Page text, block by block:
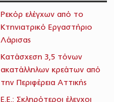
Ρεκόρ ελέγχων από το
Κτηνιατρικό Εργαστήριο
Λάρισας
Κατάσχεση 3,5 τόνων
ακατάλληλων κρεάτων από
την Περιφέρεια Αττικής
Ε.Ε.: Σκληρότεροι έλεγχοι